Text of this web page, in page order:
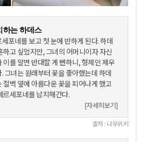
하는 하데스
포네를 보고 첫 눈에 반하게 된다. 하데
고 싶었지만, 그녀의 어머니이자 자신
를 알면 반대할 게 뻔하니, 형제인 제우
그녀는 원래부터 꽃을 좋아했는데 하데
벽 옆에 아름다운 꽃을 피어나게 했고
르세포네를 납치해간다.
[자세히보기]
출처 : 나무위키